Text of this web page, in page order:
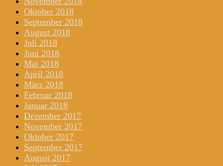
Oktober 2018
September 2018
August 2018
Juli 2018
Juni 2018
Mai 2018
April 2018
März 2018
Februar 2018
Januar 2018
Dezember 2017
November 2017
Oktober 2017
September 2017
August 2017